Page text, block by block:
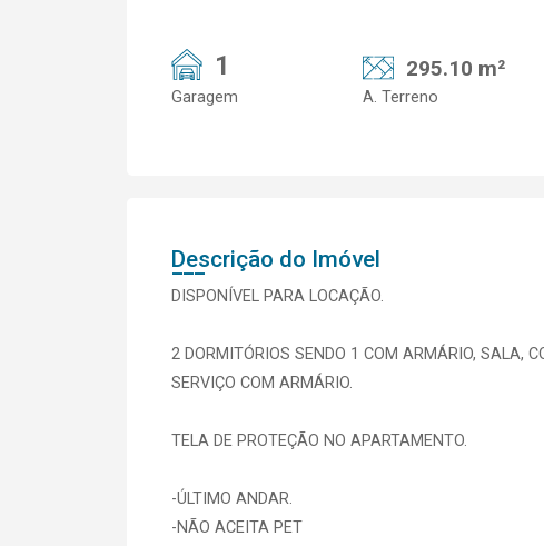
1
Garagem
295.10 m²
A. Terreno
Descrição do Imóvel
DISPONÍVEL PARA LOCAÇÃO.
2 DORMITÓRIOS SENDO 1 COM ARMÁRIO, SALA,
SERVIÇO COM ARMÁRIO.
TELA DE PROTEÇÃO NO APARTAMENTO.
-ÚLTIMO ANDAR.
-NÃO ACEITA PET